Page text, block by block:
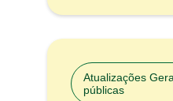
Atualizações
públicas